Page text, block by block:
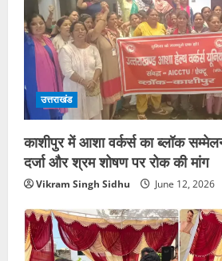
उत्तराखंड
काशीपुर में आशा वर्कर्स का ब्लॉक
दर्जा और श्रम शोषण पर रोक की मांग
Vikram Singh Sidhu June 12, 2026